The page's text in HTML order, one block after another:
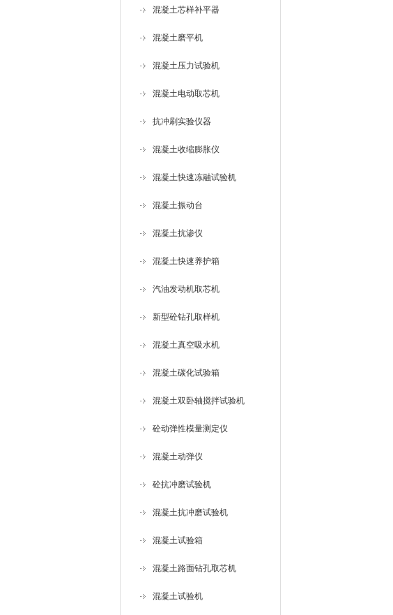
混凝土芯样补平器
混凝土磨平机
混凝土压力试验机
混凝土电动取芯机
抗冲刷实验仪器
混凝土收缩膨胀仪
混凝土快速冻融试验机
混凝土振动台
混凝土抗渗仪
混凝土快速养护箱
汽油发动机取芯机
新型砼钻孔取样机
混凝土真空吸水机
混凝土碳化试验箱
混凝土双卧轴搅拌试验机
砼动弹性模量测定仪
混凝土动弹仪
砼抗冲磨试验机
混凝土抗冲磨试验机
混凝土试验箱
混凝土路面钻孔取芯机
混凝土试验机